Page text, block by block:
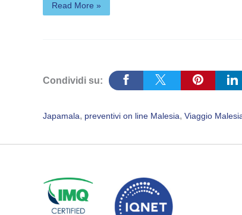
Read More »
Condividi su:
Japamala, preventivi on line Malesia, Viaggio